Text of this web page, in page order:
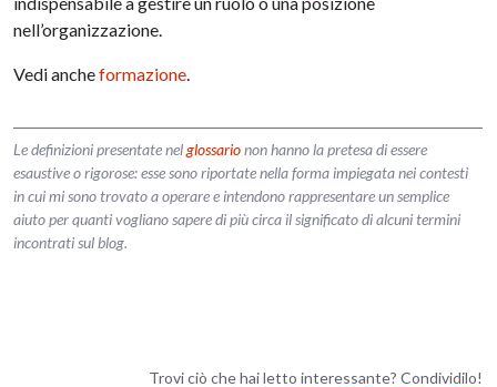
nell’organizzazione.
Vedi ancheformazione.
Le definizioni presentate nelglossarionon hanno la pretesa di essere
esaustive o rigorose: esse sono riportate nella forma impiegata nei contesti
in cui mi sono trovato a operare e intendono rappresentare un semplice
aiuto per quanti vogliano sapere di più circa il significato di alcuni termini
incontrati sul blog.
Trovi ciò che hai letto interessante? Condividilo!